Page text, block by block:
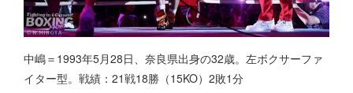
中嶋＝1993年5月28日、奈良県出身の32歳。左ボクサーファ
イター型。戦績：21戦18勝（15KO）2敗1分